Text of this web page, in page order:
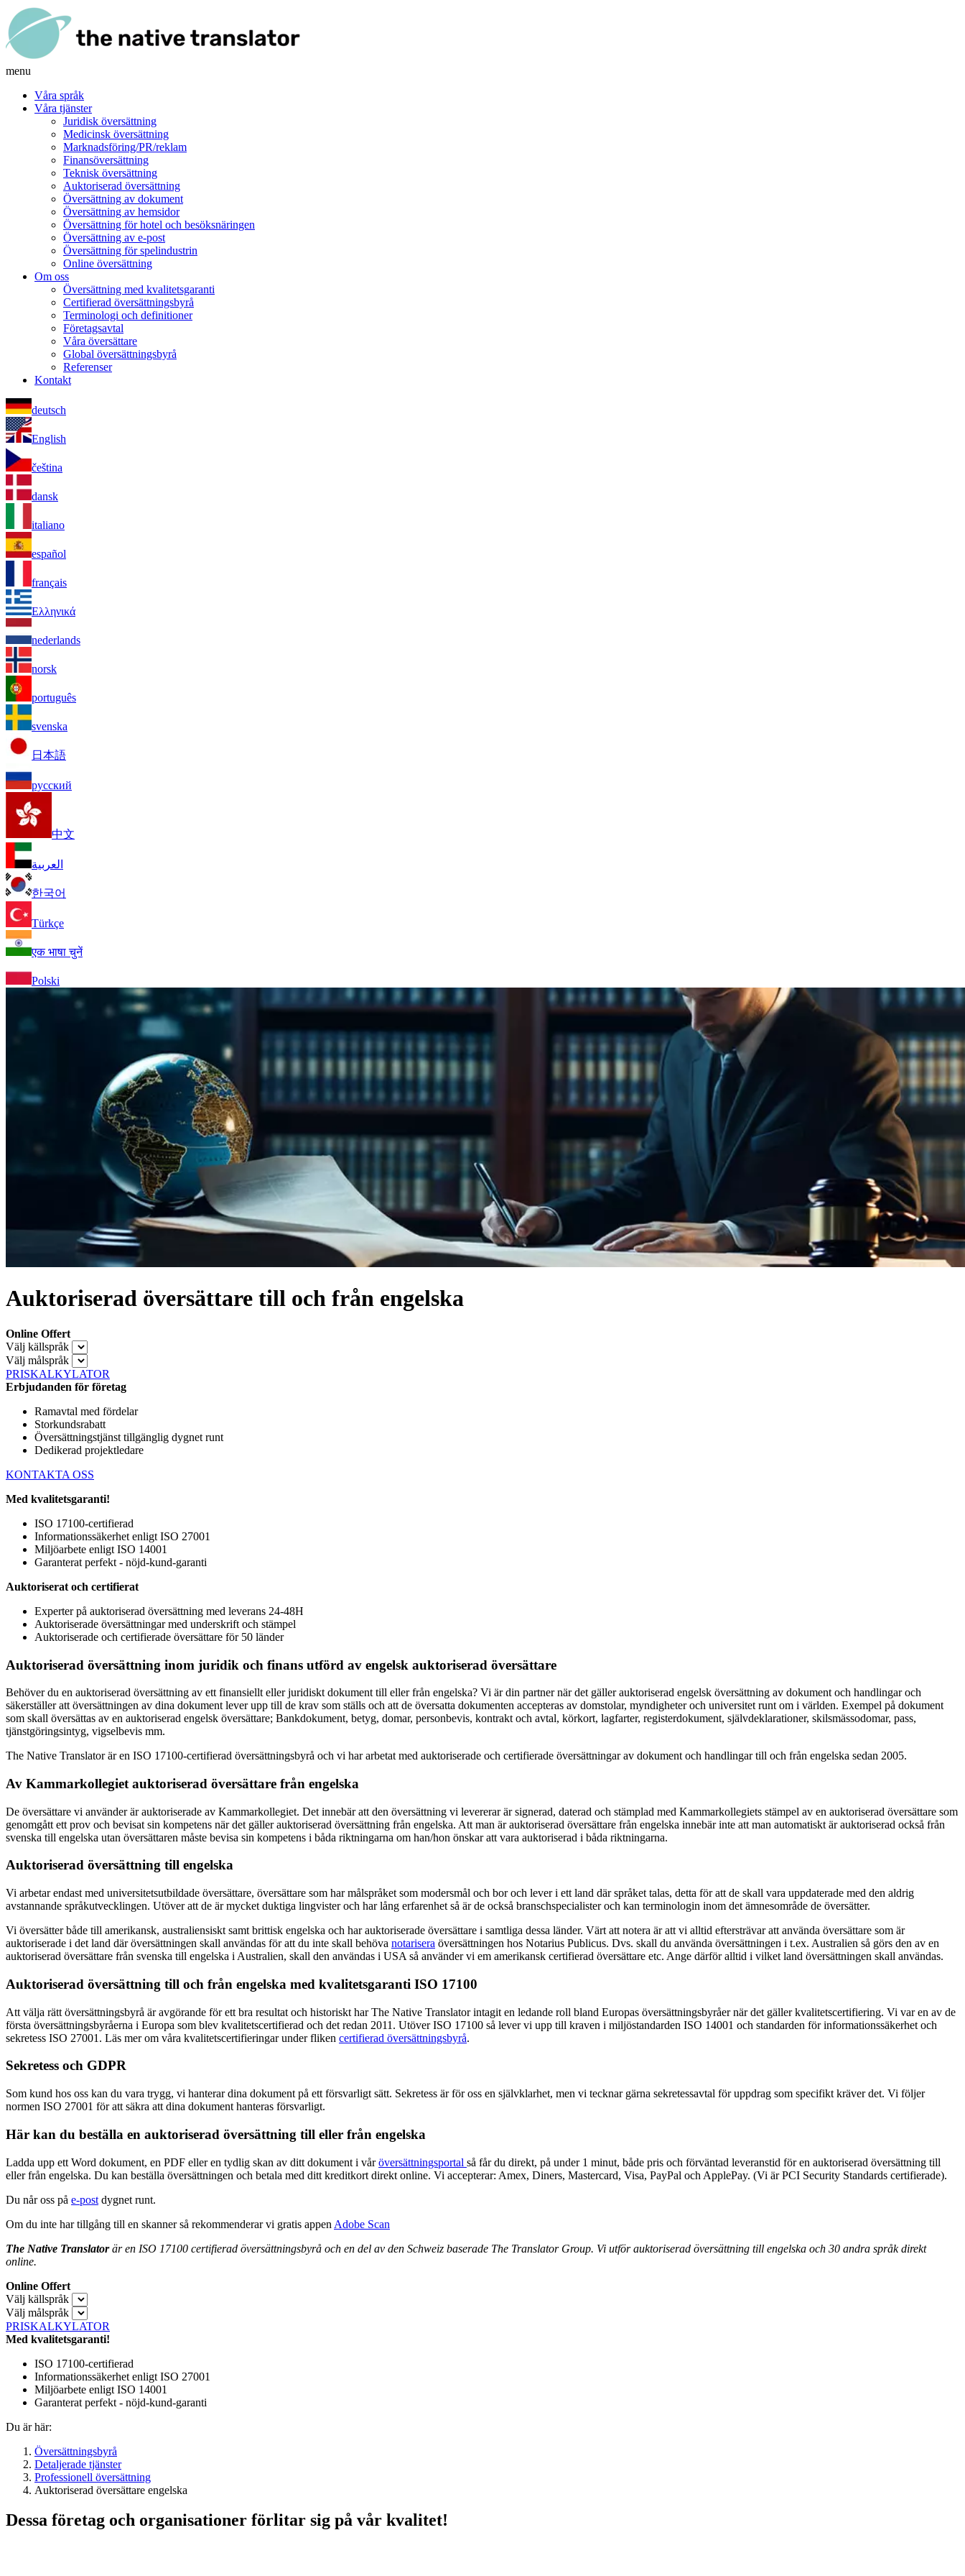
menu
Våra språk
Våra tjänster
Juridisk översättning
Medicinsk översättning
Marknadsföring/PR/reklam
Finansöversättning
Teknisk översättning
Auktoriserad översättning
Översättning av dokument
Översättning av hemsidor
Översättning för hotel och besöksnäringen
Översättning av e-post
Översättning för spelindustrin
Online översättning
Om oss
Översättning med kvalitetsgaranti
Certifierad översättningsbyrå
Terminologi och definitioner
Företagsavtal
Våra översättare
Global översättningsbyrå
Referenser
Kontakt
deutsch
English
čeština
dansk
italiano
español
français
Ελληνικά
nederlands
norsk
português
svenska
日本語
русский
中文
العربية
한국어
Türkçe
एक भाषा चुनें
Polski
Auktoriserad översättare till och från engelska
Online Offert
Välj källspråk
Välj målspråk
PRISKALKYLATOR
Erbjudanden för företag
Ramavtal med fördelar
Storkundsrabatt
Översättningstjänst tillgänglig dygnet runt
Dedikerad projektledare
KONTAKTA OSS
Med kvalitetsgaranti!
ISO 17100-certifierad
Informationssäkerhet enligt ISO 27001
Miljöarbete enligt ISO 14001
Garanterat perfekt - nöjd-kund-garanti
Auktoriserat och certifierat
Experter på auktoriserad översättning med leverans 24-48H
Auktoriserade översättningar med underskrift och stämpel
Auktoriserade och certifierade översättare för 50 länder
Auktoriserad översättning inom juridik och finans utförd av engelsk auktoriserad översättare
Behöver du en auktoriserad översättning av ett finansiellt eller juridiskt dokument till eller från engelska? Vi är din partner när det gäller auktoriserad engelsk översättning av dokument och handlingar och
säkerställer att översättningen av dina dokument lever upp till de krav som ställs och att de översatta dokumenten accepteras av domstolar, myndigheter och universitet runt om i världen. Exempel på dokument
som skall översättas av en auktoriserad engelsk översättare; Bankdokument, betyg, domar, personbevis, kontrakt och avtal, körkort, lagfarter, registerdokument, självdeklarationer, skilsmässodomar, pass,
tjänstgöringsintyg, vigselbevis mm.
The Native Translator är en ISO 17100-certifierad översättningsbyrå och vi har arbetat med auktoriserade och certifierade översättningar av dokument och handlingar till och från engelska sedan 2005.
Av Kammarkollegiet auktoriserad översättare från engelska
De översättare vi använder är auktoriserade av Kammarkollegiet. Det innebär att den översättning vi levererar är signerad, daterad och stämplad med Kammarkollegiets stämpel av en auktoriserad översättare som
genomgått ett prov och bevisat sin kompetens när det gäller auktoriserad översättning från engelska. Att man är auktoriserad översättare från engelska innebär inte att man automatiskt är auktoriserad också från
svenska till engelska utan översättaren måste bevisa sin kompetens i båda riktningarna om han/hon önskar att vara auktoriserad i båda riktningarna.
Auktoriserad översättning till engelska
Vi arbetar endast med universitetsutbildade översättare, översättare som har målspråket som modersmål och bor och lever i ett land där språket talas, detta för att de skall vara uppdaterade med den aldrig
avstannande språkutvecklingen. Utöver att de är mycket duktiga lingvister och har lång erfarenhet så är de också branschspecialister och kan terminologin inom det ämnesområde de översätter.
Vi översätter både till amerikansk, australiensiskt samt brittisk engelska och har auktoriserade översättare i samtliga dessa länder. Värt att notera är att vi alltid eftersträvar att använda översättare som är
auktoriserade i det land där översättningen skall användas för att du inte skall behöva notarisera översättningen hos Notarius Publicus. Dvs. skall du använda översättningen i t.ex. Australien så görs den av en
auktoriserad översättare från svenska till engelska i Australien, skall den användas i USA så använder vi em amerikansk certifierad översättare etc. Ange därför alltid i vilket land översättningen skall användas.
Auktoriserad översättning till och från engelska med kvalitetsgaranti ISO 17100
Att välja rätt översättningsbyrå är avgörande för ett bra resultat och historiskt har The Native Translator intagit en ledande roll bland Europas översättningsbyråer när det gäller kvalitetscertifiering. Vi var en av de
första översättningsbyråerna i Europa som blev kvalitetscertifierad och det redan 2011. Utöver ISO 17100 så lever vi upp till kraven i miljöstandarden ISO 14001 och standarden för informationssäkerhet och
sekretess ISO 27001. Läs mer om våra kvalitetscertifieringar under fliken certifierad översättningsbyrå.
Sekretess och GDPR
Som kund hos oss kan du vara trygg, vi hanterar dina dokument på ett försvarligt sätt. Sekretess är för oss en självklarhet, men vi tecknar gärna sekretessavtal för uppdrag som specifikt kräver det. Vi följer
normen ISO 27001 för att säkra att dina dokument hanteras försvarligt.
Här kan du beställa en auktoriserad översättning till eller från engelska
Ladda upp ett Word dokument, en PDF eller en tydlig skan av ditt dokument i våröversättningsportal så får du direkt, på under 1 minut, både pris och förväntad leveranstid för en auktoriserad översättning till
eller från engelska. Du kan beställa översättningen och betala med ditt kreditkort direkt online. Vi accepterar: Amex, Diners, Mastercard, Visa, PayPal och ApplePay. (Vi är PCI Security Standards certifierade).
Du når oss på e-post dygnet runt.
Om du inte har tillgång till en skanner så rekommenderar vi gratis appen Adobe Scan
The Native Translatorär en ISO 17100 certifierad översättningsbyrå och en del av den Schweiz baserade The Translator Group. Vi utför auktoriserad översättning till engelska och 30 andra språk direkt
online.
Online Offert
Välj källspråk
Välj målspråk
PRISKALKYLATOR
Med kvalitetsgaranti!
ISO 17100-certifierad
Informationssäkerhet enligt ISO 27001
Miljöarbete enligt ISO 14001
Garanterat perfekt - nöjd-kund-garanti
Du är här:
Översättningsbyrå
Detaljerade tjänster
Professionell översättning
Auktoriserad översättare engelska
Dessa företag och organisationer förlitar sig på vår kvalitet!